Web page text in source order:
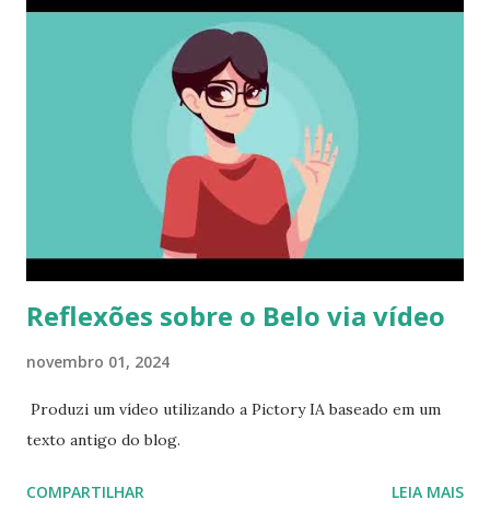
Não posso garantir quando — ou se — retornarei. Neste
momento, minha prioridade precisa ser cuidar da minha
saúde e buscar qualidade de vida dentro das limitações que
enfrento. Quero agradecer imensamente a cada um de
vocês que esteve comigo, que leu, comentou, compartilho...
Reflexões sobre o Belo via vídeo
novembro 01, 2024
Produzi um vídeo utilizando a Pictory IA baseado em um
texto antigo do blog.
COMPARTILHAR LEIA MAIS